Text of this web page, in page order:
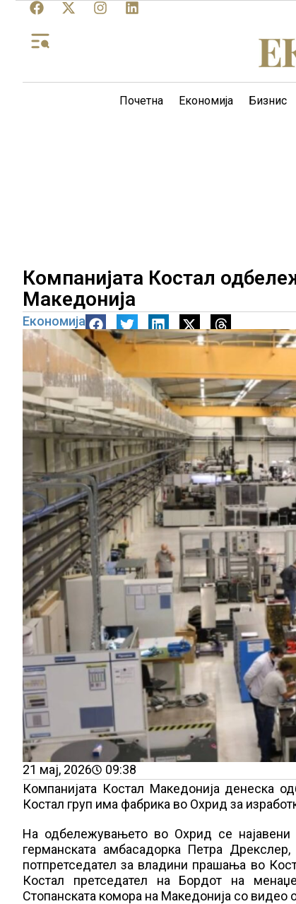
Почетна Економија Бизнис
Компанијата Костал
Македонија
Економија
21 мај, 2026
09:38
Компанијата Костал Македонија денеска
Костал груп има фабрика во Охрид за
На одбележувањето во Охрид се најавени
германската амбасадорка Петра
потпретседател за владини прашања во
Костал претседател на Бордот на
Стопанската комора на Македонија со